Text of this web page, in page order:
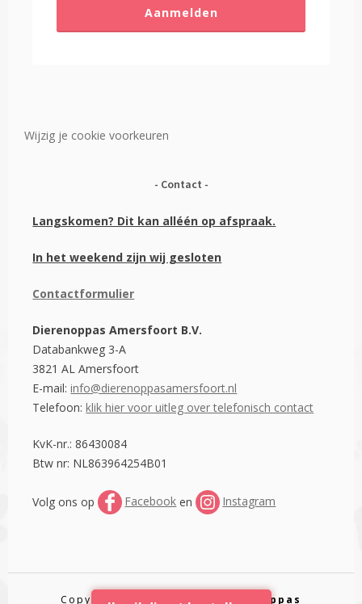
Aanmelden
Wijzig je cookie voorkeuren
Contact
Langskomen? Dit kan alléén op afspraak.
In het weekend zijn wij gesloten
Contactformulier
Dierenoppas Amersfoort B.V.
Databankweg 3-A
3821 AL Amersfoort
E-mail:info@dierenoppasamersfoort.nl
Telefoon:klik hier voor uitleg over telefonisch contact
KvK-nr.: 86430084
Btw nr: NL863964254B01
Volg ons op Facebook en Instagram
Copyright © 2016 - 2026. Dierenoppas